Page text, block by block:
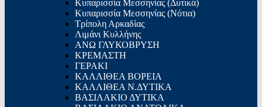
Κυπαρισσία Μεσσηνίας (Δυτικά)
Κυπαρισσία Μεσσηνίας (Νότια)
Τρίπολη Αρκαδίας
Λιμάνι Κυλλήνης
ΑΝΩ ΓΛΥΚΟΒΡΥΣΗ
ΚΡΕΜΑΣΤΗ
ΓΕΡΑΚΙ
ΚΑΛΛΙΘΕΑ ΒΟΡΕΙΑ
ΚΑΛΛΙΘΕΑ Ν.ΔΥΤΙΚΑ
ΒΑΣΙΛΑΚΙΟ ΔΥΤΙΚΑ